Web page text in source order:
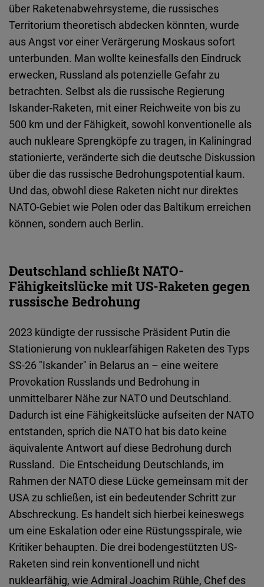
über Raketenabwehrsysteme, die russisches
Territorium theoretisch abdecken könnten, wurde
aus Angst vor einer Verärgerung Moskaus sofort
unterbunden. Man wollte keinesfalls den Eindruck
erwecken, Russland als potenzielle Gefahr zu
betrachten. Selbst als die russische Regierung
Iskander-Raketen, mit einer Reichweite von bis zu
500 km und der Fähigkeit, sowohl konventionelle als
auch nukleare Sprengköpfe zu tragen, in Kaliningrad
stationierte, veränderte sich die deutsche Diskussion
über die das russische Bedrohungspotential kaum.
Und das, obwohl diese Raketen nicht nur direktes
NATO-Gebiet wie Polen oder das Baltikum erreichen
können, sondern auch Berlin.
Deutschland schließt NATO-
Fähigkeitslücke mit US-Raketen gegen
russische Bedrohung
2023 kündigte der russische Präsident Putin die
Stationierung von nuklearfähigen Raketen des Typs
SS-26 "Iskander" in Belarus an – eine weitere
Provokation Russlands und Bedrohung in
unmittelbarer Nähe zur NATO und Deutschland.
Dadurch ist eine Fähigkeitslücke aufseiten der NATO
entstanden, sprich die NATO hat bis dato keine
äquivalente Antwort auf diese Bedrohung durch
Russland. Die Entscheidung Deutschlands, im
Rahmen der NATO diese Lücke gemeinsam mit der
USA zu schließen, ist ein bedeutender Schritt zur
Abschreckung. Es handelt sich hierbei keineswegs
um eine Eskalation oder eine Rüstungsspirale, wie
Kritiker behaupten. Die drei bodengestützten US-
Raketen sind rein konventionell und nicht
nuklearfähig, wie Admiral Joachim Rühle, Chef des
D.Vinci
Embed
Typeform
Embed